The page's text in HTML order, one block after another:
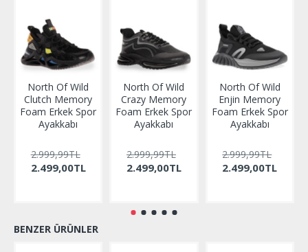
North Of Wild
Clutch Memory
Foam Erkek Spor
Ayakkabı
2.499,00TL
2.999,99TL
North Of Wild
Crazy Memory
Foam Erkek Spor
Ayakkabı
2.499,00TL
2.999,99TL
North Of Wild
Enjin Memory
Foam Erkek Spor
Ayakkabı
2.499,00TL
2.999,99TL
BENZER ÜRÜNLER